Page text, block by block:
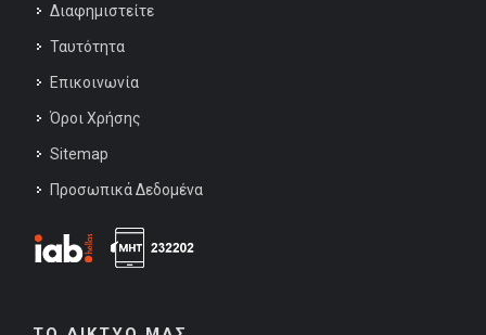
Διαφημιστείτε
Ταυτότητα
Επικοινωνία
Όροι Χρήσης
Sitemap
Προσωπικά Δεδομένα